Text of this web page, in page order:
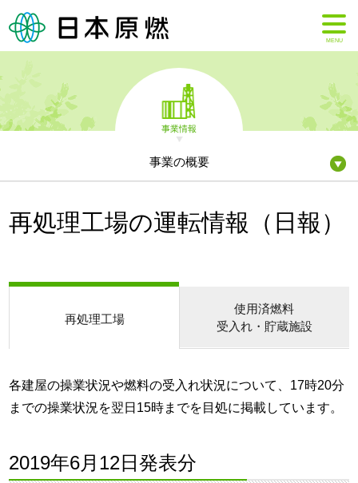
MENU
事業情報
事業の概要
再処理工場の運転情報（日報）
再処理工場
使用済燃料
受入れ・貯蔵施設
各建屋の操業状況や燃料の受入れ状況について、17時20分
までの操業状況を翌日15時までを目処に掲載しています。
2019年6月12日発表分